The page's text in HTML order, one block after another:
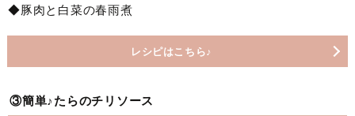
◆豚肉と白菜の春雨煮
レシピはこちら♪
③簡単♪たらのチリソース